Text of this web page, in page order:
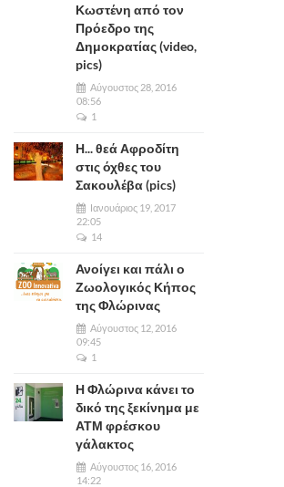
Κωστένη από τον
Πρόεδρο της
Δημοκρατίας (video,
pics)
Αύγουστος 28, 2016
08:56
1
Η... θεά Αφροδίτη
στις όχθες του
Σακουλέβα (pics)
Ιανουάριος 19, 2017
22:05
14
Ανοίγει και πάλι ο
Ζωολογικός Κήπος
της Φλώρινας
Αύγουστος 12, 2016
09:45
1
Η Φλώρινα κάνει το
δικό της ξεκίνημα με
ΑΤΜ φρέσκου
γάλακτος
Αύγουστος 16, 2016
14:22